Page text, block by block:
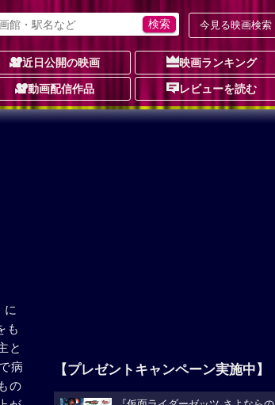
今見る映画検索
近日公開の映画 映画ランキング
動画配信作品 レビューを読む
に
も
と
病
の
【プレゼントキャンペーン実施中】